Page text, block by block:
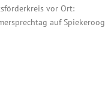
vor Ort:
auf Spiekeroog